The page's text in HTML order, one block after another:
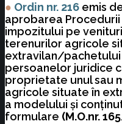
● Ordin nr. 216 emis
aprobarea
impozitului pe
terenurilor agricole
extravilan/
persoanelor juridice
proprietate unul sau
agricole situate în
a modelului şi
formulare (M.O.nr.